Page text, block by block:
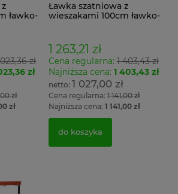
ławko-
zł
zł
zł
zł
Ławka szatniowa z
wieszakami 100cm ławko-
1 263,21 zł
Cena regularna:1 403,43 zł
Najniższa cena: 1 403,43 zł
1 027,00 zł
Cena regularna:1 141,00 zł
Najniższa cena: 1 141,00 zł
do koszyka